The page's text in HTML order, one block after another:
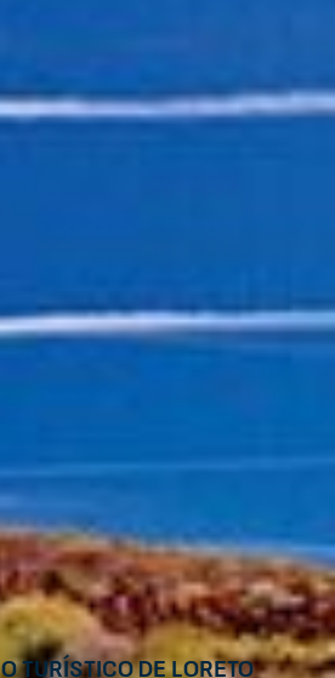
Turístico de Loreto